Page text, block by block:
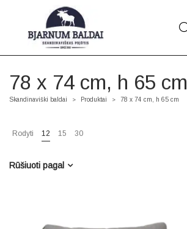
78 x 74 cm, h 65 cm
Skandinaviški baldai > Produktai > 78 x 74 cm, h 65 cm
Rodyti 12 15 30
Rūšiuoti pagal